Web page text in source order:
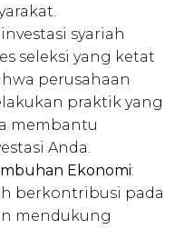
syariah
seleksi yang ketat
perusahaan
praktik yang
membantu
Anda.
Ekonomi:
berkontribusi pada
mendukung